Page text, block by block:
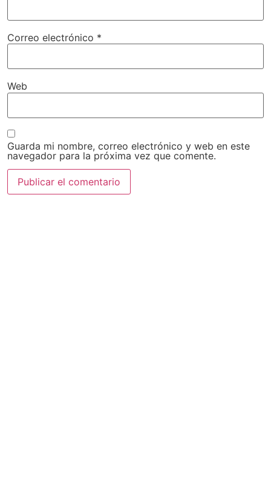
Correo electrónico *
Web
Guarda mi nombre, correo electrónico y web en este
navegador para la próxima vez que comente.